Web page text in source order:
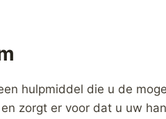
hulpmiddel die u de
zorgt er voor dat u uw